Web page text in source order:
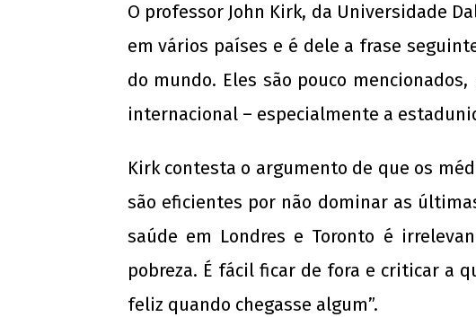
O professor John Kirk, da Universidade
em vários países e é dele a frase
do mundo. Eles são pouco
internacional – especialmente a
Kirk contesta o argumento de que os
são eficientes por não dominar as
saúde em Londres e Toronto é
pobreza. É fácil ficar de fora e criticar a
feliz quando chegasse algum”.